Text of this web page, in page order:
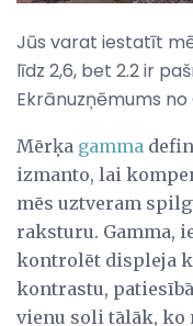
Jūs varat iestatīt
līdz 2,6, bet 2.2 ir
Ekrānuzņēmums
Mērķa gamma
izmanto, lai
mēs uztveram
raksturu. Gamma,
kontrolēt displeja
kontrastu,
vienu soli tālāk, ko